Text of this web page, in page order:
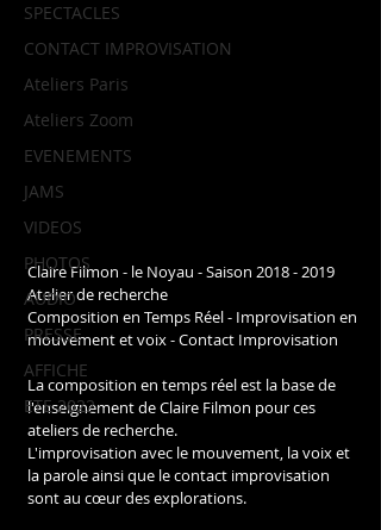
SPECTACLES
CONTACT IMPROVISATION
Ateliers Paris
Ateliers Zoom
EVENEMENTS
JAMS
VIDEOS
PHOTOS
AUDIO
PRESSE
AFFICHE
ETE 2022
Claire Filmon - le Noyau - Saison 2018 - 2019
Atelier de recherche
Composition en Temps Réel - Improvisation en
mouvement et voix - Contact Improvisation
La composition en temps réel est la base de
l'enseignement de Claire Filmon pour ces
ateliers de recherche.
L'improvisation avec le mouvement, la voix et
la parole ainsi que le contact improvisation
sont au cœur des explorations.